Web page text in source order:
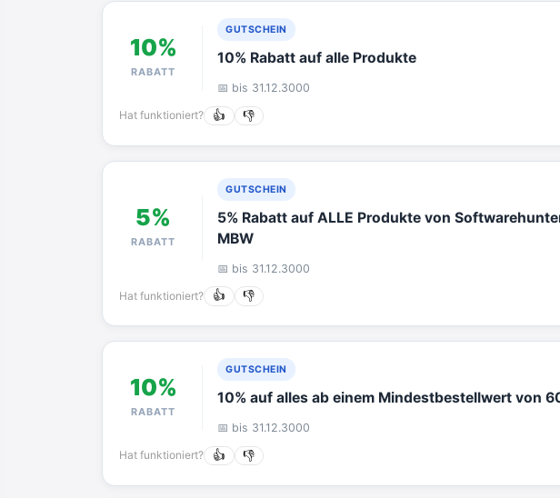
10%
RABATT
GUTSCHEIN
10% Rabatt auf alle Produkte
📅 bis 31.12.3000
Hat funktioniert? 👍 👎
5%
RABATT
GUTSCHEIN
5% Rabatt auf ALLE Produkte von
MBW
📅 bis 31.12.3000
Hat funktioniert? 👍 👎
10%
RABATT
GUTSCHEIN
10% auf alles ab einem Mindestbestellwert von
📅 bis 31.12.3000
Hat funktioniert? 👍 👎